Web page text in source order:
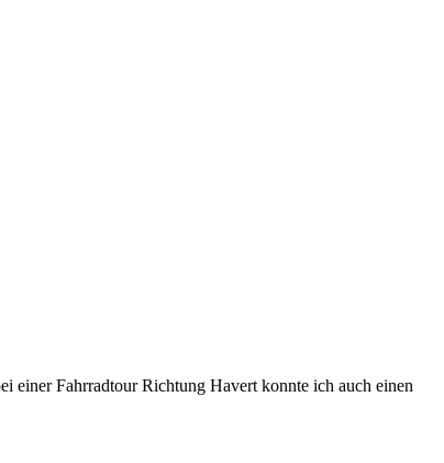
einer Fahrradtour Richtung Havert konnte ich auch einen